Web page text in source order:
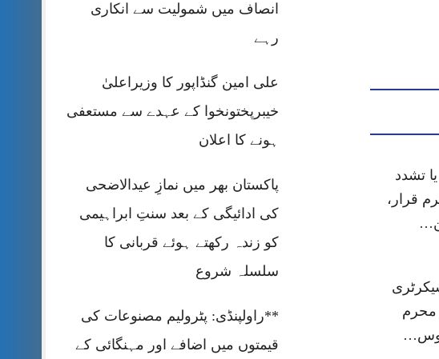
انصاف میں شمولیت سے انکاری
رہے
علی امین گنڈاپور کا وزیراعلیٰ
خیبرپختونخوا کے عہدے سے مستعفی
ہونے کا اعلان
پاکستان بھر میں نمازِ عیدالاضحی
کی ادائیگی کے بعد سنتِ ابراہیمی
کو زندہ رکھتے ہوئے قربانی کا
سلسلہ شروع
**راولپنڈی: پٹرولیم مصنوعات کی
قیمتوں میں اضافے اور مہنگائی کے
تشدد
قرار،
محرم